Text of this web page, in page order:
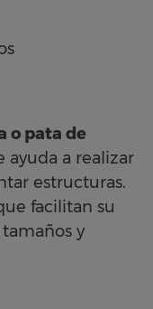
o pata de
ayuda a realizar
estructuras.
facilitan su
y